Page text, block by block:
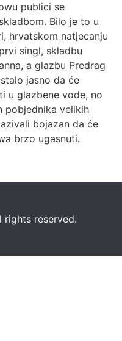
publici se
Bilo je to u
hrvatskom natjecanju
singl, skladbu
a glazbu Predrag
jasno da će
u glazbene vode, no
pobjednika velikih
bojazan da će
brzo ugasnuti.
rights reserved.